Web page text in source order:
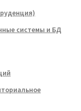
системы и БД